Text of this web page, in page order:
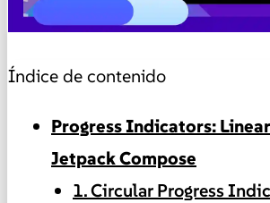
Índice de contenido
Progress Indicators:
Jetpack Compose
1. Circular Progress